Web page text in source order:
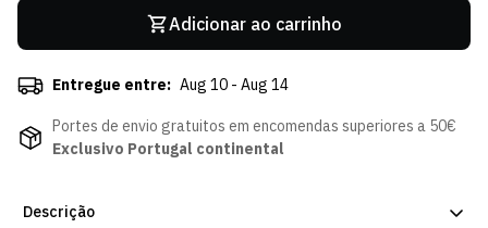
Adicionar ao carrinho
Entregue entre: Aug 10 - Aug 14
Portes de envio gratuitos em encomendas superiores a 50€
Exclusivo Portugal continental
Descrição